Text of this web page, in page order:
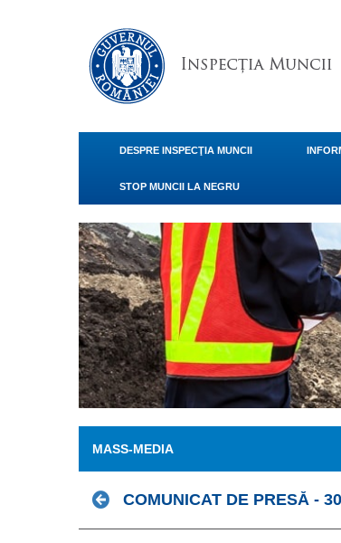
DESPRE INSPECŢIA MUNCII
STOP MUNCII LA NEGRU
MASS-MEDIA
COMUNICAT DE PRESĂ -